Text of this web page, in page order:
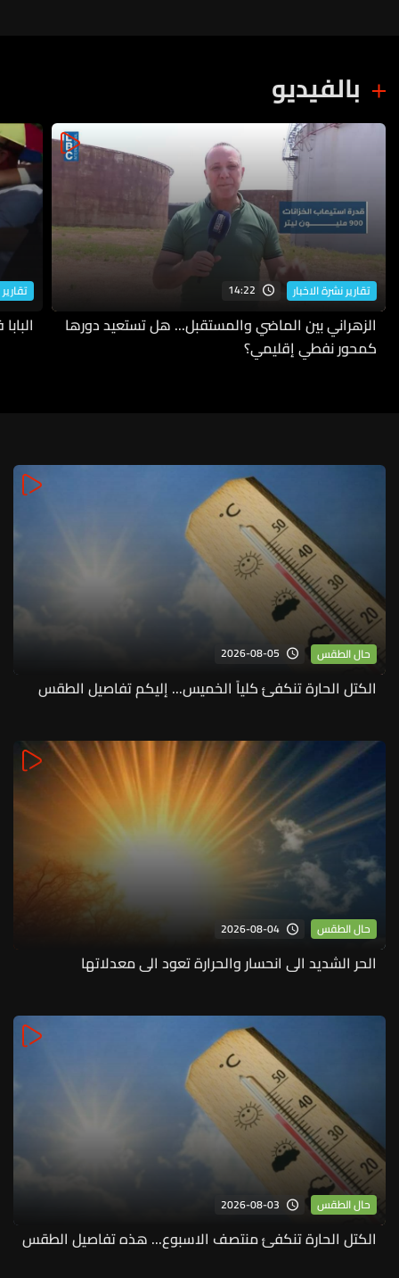
بالفيديو
تقارير نشرة الاخبار 14:22
الزهراني بين الماضي والمستقبل... هل تستعيد دورها
كمحور نفطي إقليمي؟
حال الطقس 2026-08-05
الكتل الحارة تنكفئ كلياً الخميس... إليكم تفاصيل الطقس
حال الطقس 2026-08-04
الحر الشديد الى انحسار والحرارة تعود الى معدلاتها
حال الطقس 2026-08-03
الكتل الحارة تنكفئ منتصف الاسبوع... هذه تفاصيل الطقس